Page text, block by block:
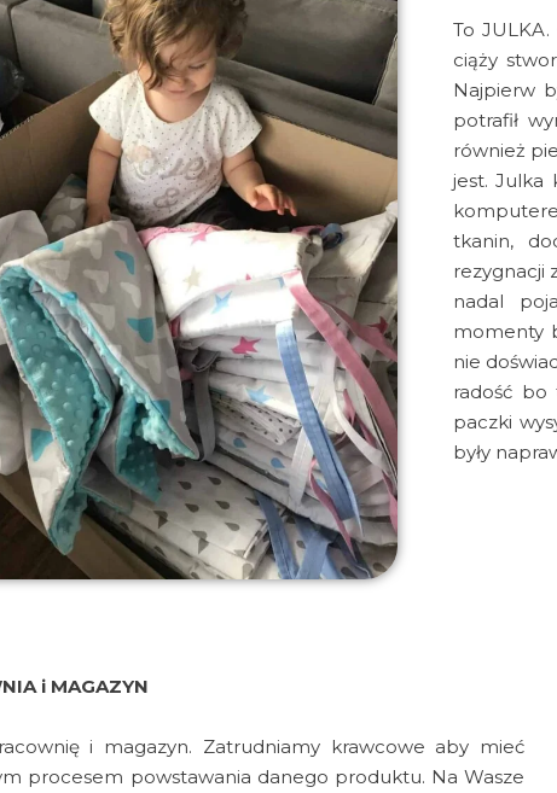
To
ciąży
Najpierw
potrafił
również
jest. Julka
tkanin,
rezygnacji
nadal
momenty
nie
radość bo
paczki
były
i MAGAZYN
i magazyn. Zatrudniamy krawcowe aby mieć
procesem powstawania danego produktu. Na Wasze